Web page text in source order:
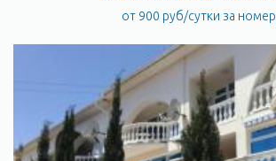
от 900 руб/сутки за номер